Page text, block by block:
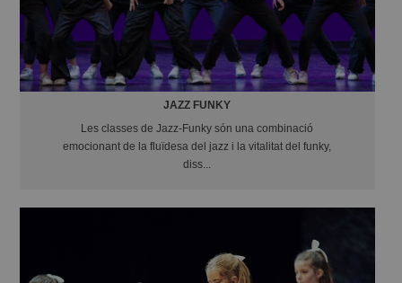
JAZZ FUNKY
Les classes de Jazz-Funky són una combinació
emocionant de la fluïdesa del jazz i la vitalitat del funky,
diss...